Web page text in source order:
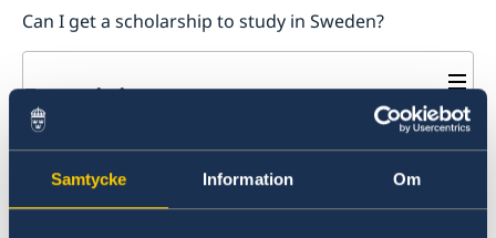
Samtycke Information Om
Can I get a scholarship to study in Sweden?
Eswatini
Going to Sweden?
Sweden
EES
Business and trade with Sweden -
Eswatini
Can I get a scholarship to
study in Sweden?